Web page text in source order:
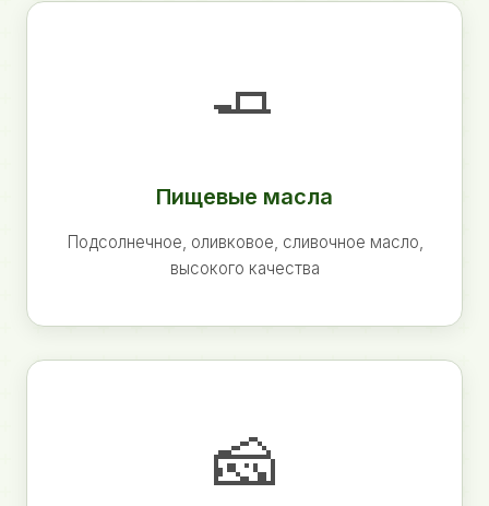
🧈
Пищевые масла
Подсолнечное, оливковое, сливочное масло,
высокого качества
🧀